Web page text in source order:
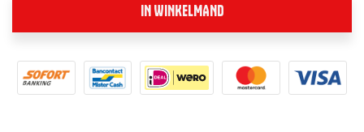
IN WINKELMAND